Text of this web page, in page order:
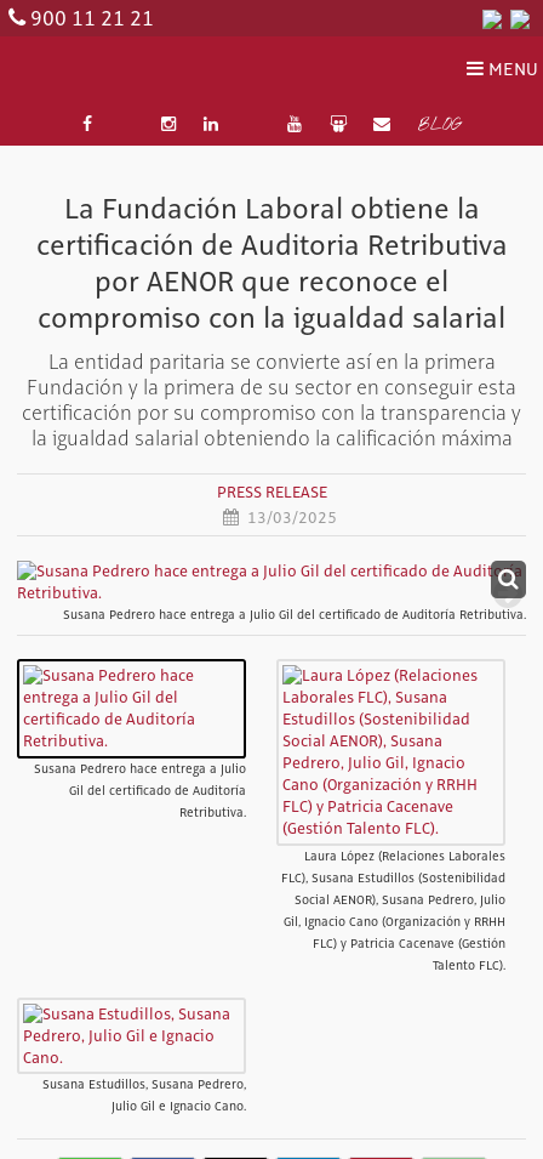
900 11 21 21
MENU
BLOG
La Fundación Laboral obtiene la
certificación de Auditoria Retributiva
por AENOR que reconoce el
compromiso con la igualdad salarial
La entidad paritaria se convierte así en la primera
Fundación y la primera de su sector en conseguir esta
certificación por su compromiso con la transparencia y
la igualdad salarial obteniendo la calificación máxima
PRESS RELEASE
13/03/2025
Susana Pedrero hace entrega a Julio Gil del certificado de Auditoría Retributiva.
Susana Pedrero hace entrega a Julio
Gil del certificado de Auditoría
Retributiva.
Laura López (Relaciones Laborales
FLC), Susana Estudillos (Sostenibilidad
Social AENOR), Susana Pedrero, Julio
Gil, Ignacio Cano (Organización y RRHH
FLC) y Patricia Cacenave (Gestión
Talento FLC).
Susana Estudillos, Susana Pedrero,
Julio Gil e Ignacio Cano.